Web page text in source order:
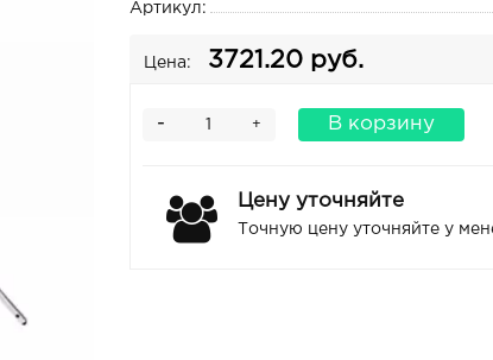
Артикул:
Цена: 3721.20 руб.
+
- В корзину
Цену уточняйте
Точную цену уточняйте у